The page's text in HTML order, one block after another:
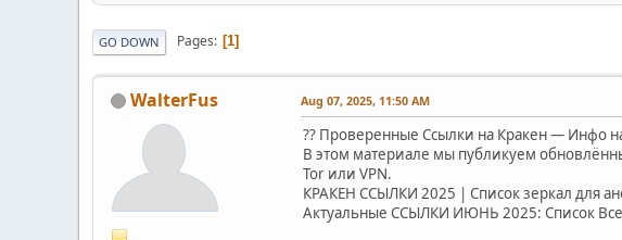
GO DOWN Pages 1
WalterFus Aug 07, 2025, 11:50 AM
?? Проверенные Ссылки на Кракен — Инфо
В этом материале мы публикуем
Tor или VPN.
КРАКЕН ССЫЛКИ 2025 | Список зеркал для
Актуальные ССЫЛКИ ИЮНЬ 2025: Список